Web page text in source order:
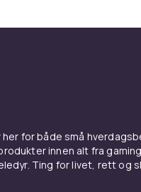
rammedesign og plass til
midtmotorsett
for både små
innen alt fra
Ting for livet, rett og